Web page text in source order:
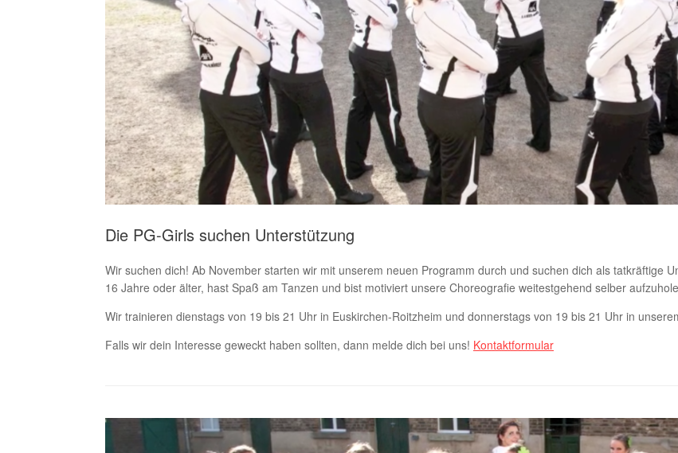
Die PG-Girls suchen Unterstützung
Wir suchen dich! Ab November starten wir mit unserem neuen Programm durch und suchen dich als tatkräftige
16 Jahre oder älter, hast Spaß am Tanzen und bist motiviert unsere Choreografie weitestgehend selber
Wir trainieren dienstags von 19 bis 21 Uhr in Euskirchen-Roitzheim und donnerstags von 19 bis 21 Uhr in
Falls wir dein Interesse geweckt haben sollten, dann melde dich bei uns! Kontaktformular